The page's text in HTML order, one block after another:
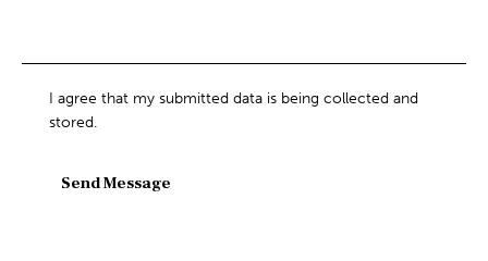
I agree that my submitted data is being collected and
stored.
Send Message